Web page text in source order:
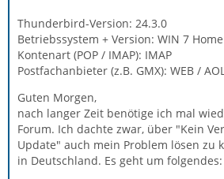
Thunderbird-Version: 24.3.0
Betriebssystem + Version: WIN 7 Home
Kontenart (POP / IMAP): IMAP
Postfachanbieter (z.B. GMX): WEB /
Guten Morgen,
nach langer Zeit benötige ich mal
Forum. Ich dachte zwar, über "Kein
Update" auch mein Problem lösen zu
in Deutschland. Es geht um folgendes: